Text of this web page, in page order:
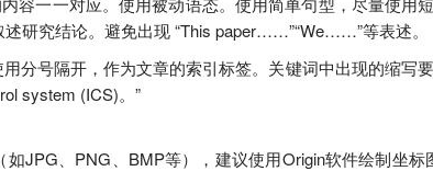
研究结论。避免出现 “This paper……”“We……”等表述。
分号隔开，作为文章的索引标签。关键词中出现的缩写
system (ICS)。”
JPG、PNG、BMP等），建议使用Origin软件绘制坐